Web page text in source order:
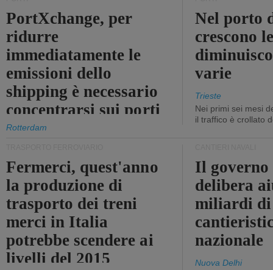
PortXchange, per
ridurre
immediatamente le
emissioni dello
shipping è necessario
concentrarsi sui porti
Rotterdam
Nel porto
crescono
varie
Trieste
Nei primi sei mesi
il traffico è crollato
Fermerci, quest'anno
la produzione di
trasporto dei treni
merci in Italia
potrebbe scendere ai
livelli del 2015
Il
delibera
miliardi
nazionale
Nuova Delhi